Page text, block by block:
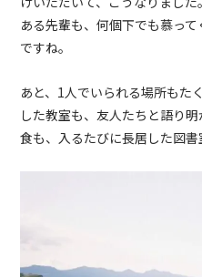
ある先輩も、何個下でも慕っ
ですね。
あと、1人でいられる場所もた
した教室も、友人たちと語り
食も、入るたびに長居した図